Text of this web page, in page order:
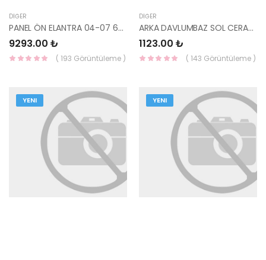
DIĞER
PANEL ÖN ELANTRA 04-07 64100-2D510-HMC
9293.00 ₺
( 193 Görüntüleme )
DIĞER
ARKA DAVLUMBAZ SOL CERATO 09- 86821-1M000-HMC
1123.00 ₺
( 143 Görüntüleme )
YENI YENI